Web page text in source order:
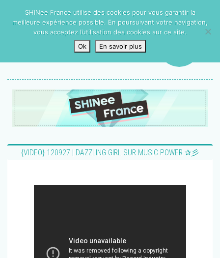
{VIDEO} 120927 | DAZZLING GIRL SUR MUSIC POWER ✰彡
SHINee France utilise des cookies pour vous garantir la
meilleure expérience possible. En poursuivant votre navigation,
vous acceptez l’utilisation des cookies sur ce site.
Ok
En savoir plus